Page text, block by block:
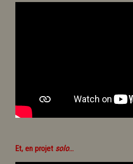
Et, en projet solo...